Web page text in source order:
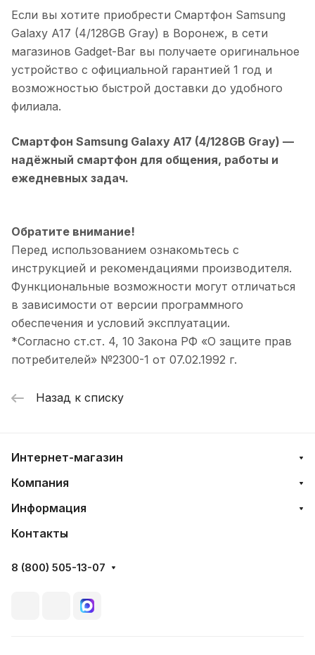
Если вы хотите приобрести Смартфон Samsung
Galaxy A17 (4/128GB Gray) в Воронеж, в сети
магазинов Gadget-Bar вы получаете оригинальное
устройство с официальной гарантией 1 год и
возможностью быстрой доставки до удобного
филиала.
Смартфон Samsung Galaxy A17 (4/128GB Gray) —
надёжный смартфон для общения, работы и
ежедневных задач.
Обратите внимание!
Перед использованием ознакомьтесь с
инструкцией и рекомендациями производителя.
Функциональные возможности могут отличаться
в зависимости от версии программного
обеспечения и условий эксплуатации.
*Согласно ст.ст. 4, 10 Закона РФ «О защите прав
потребителей» №2300-1 от 07.02.1992 г.
Назад к списку
Интернет-магазин
Компания
Информация
Контакты
8 (800) 505-13-07